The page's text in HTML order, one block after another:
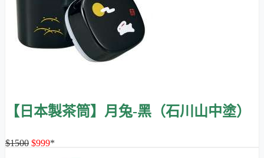
【日本製茶筒】月兔-黑（石川山中塗）
$1500 $999*